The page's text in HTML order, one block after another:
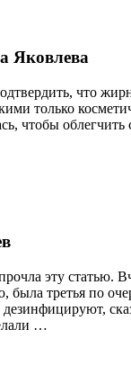
Яковлева
что
только
чтобы
эту статью.
была третья по
дезинфицируют,
…